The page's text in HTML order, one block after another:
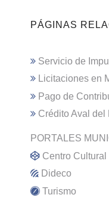
PÁGINAS
Servicio de
Licitaciones en
Pago de
Crédito Aval del
PORTALES
Centro Cultural
Dideco
Turismo